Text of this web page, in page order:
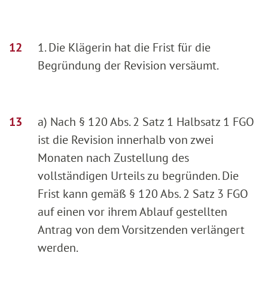
1. Die Klägerin hat die Frist für die
Begründung der Revision versäumt.
a) Nach § 120 Abs. 2 Satz 1 Halbsatz 1 FGO
ist die Revision innerhalb von zwei
Monaten nach Zustellung des
vollständigen Urteils zu begründen. Die
Frist kann gemäß § 120 Abs. 2 Satz 3 FGO
auf einen vor ihrem Ablauf gestellten
Antrag von dem Vorsitzenden verlängert
werden.